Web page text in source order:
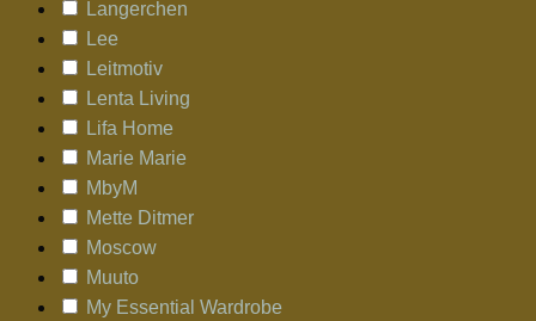
Langerchen
Lee
Leitmotiv
Lenta Living
Lifa Home
Marie Marie
MbyM
Mette Ditmer
Moscow
Muuto
My Essential Wardrobe